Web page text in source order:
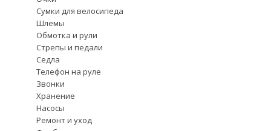
Сумки для велосипеда
Шлемы
Обмотка и рули
Стрепы и педали
Седла
Телефон на руле
Звонки
Хранение
Насосы
Ремонт и уход